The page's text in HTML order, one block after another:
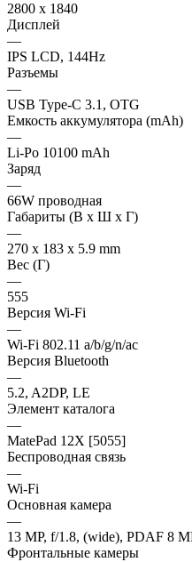
2800 x 1840
Дисплей
—
IPS LCD, 144Hz
Разъемы
—
USB Type-C 3.1, OTG
Емкость аккумулятора (mAh)
—
Li-Po 10100 mAh
Заряд
—
66W проводная
Габариты (В х Ш х Г)
—
270 x 183 x 5.9 mm
Вес (Г)
—
555
Версия Wi-Fi
—
Wi-Fi 802.11 a/b/g/n/ac
Версия Bluetooth
—
5.2, A2DP, LE
Элемент каталога
—
MatePad 12X [5055]
Беспроводная связь
—
Wi-Fi
Основная камера
—
13 MP, f/1.8, (wide), PDAF 8
Фронтальные камеры